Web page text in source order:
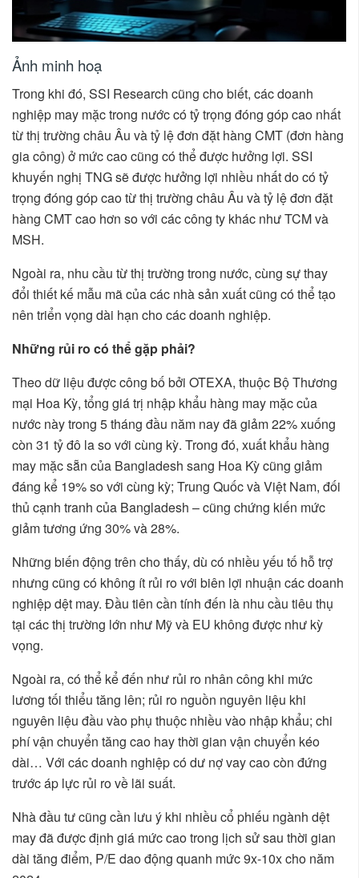
Ảnh minh hoạ
Trong khi đó, SSI Research cũng cho biết, các doanh
nghiệp may mặc trong nước có tỷ trọng đóng góp cao nhất
từ thị trường châu Âu và tỷ lệ đơn đặt hàng CMT (đơn hàng
gia công) ở mức cao cũng có thể được hưởng lợi. SSI
khuyến nghị TNG sẽ được hưởng lợi nhiều nhất do có tỷ
trọng đóng góp cao từ thị trường châu Âu và tỷ lệ đơn đặt
hàng CMT cao hơn so với các công ty khác như TCM và
MSH.
Ngoài ra, nhu cầu từ thị trường trong nước, cùng sự thay
đổi thiết kế mẫu mã của các nhà sản xuất cũng có thể tạo
nên triển vọng dài hạn cho các doanh nghiệp.
Những rủi ro có thể gặp phải?
Theo dữ liệu được công bố bởi OTEXA, thuộc Bộ Thương
mại Hoa Kỳ, tổng giá trị nhập khẩu hàng may mặc của
nước này trong 5 tháng đầu năm nay đã giảm 22% xuống
còn 31 tỷ đô la so với cùng kỳ. Trong đó, xuất khẩu hàng
may mặc sẵn của Bangladesh sang Hoa Kỳ cũng giảm
đáng kể 19% so với cùng kỳ; Trung Quốc và Việt Nam, đối
thủ cạnh tranh của Bangladesh – cũng chứng kiến mức
giảm tương ứng 30% và 28%.
Những biến động trên cho thấy, dù có nhiều yếu tố hỗ trợ
nhưng cũng có không ít rủi ro với biên lợi nhuận các doanh
nghiệp dệt may. Đầu tiên cần tính đến là nhu cầu tiêu thụ
tại các thị trường lớn như Mỹ và EU không được như kỳ
vọng.
Ngoài ra, có thể kể đến như rủi ro nhân công khi mức
lương tối thiểu tăng lên; rủi ro nguồn nguyên liệu khi
nguyên liệu đầu vào phụ thuộc nhiều vào nhập khẩu; chi
phí vận chuyển tăng cao hay thời gian vận chuyển kéo
dài… Với các doanh nghiệp có dư nợ vay cao còn đứng
trước áp lực rủi ro về lãi suất.
Nhà đầu tư cũng cần lưu ý khi nhiều cổ phiếu ngành dệt
may đã được định giá mức cao trong lịch sử sau thời gian
dài tăng điểm, P/E dao động quanh mức 9x-10x cho năm